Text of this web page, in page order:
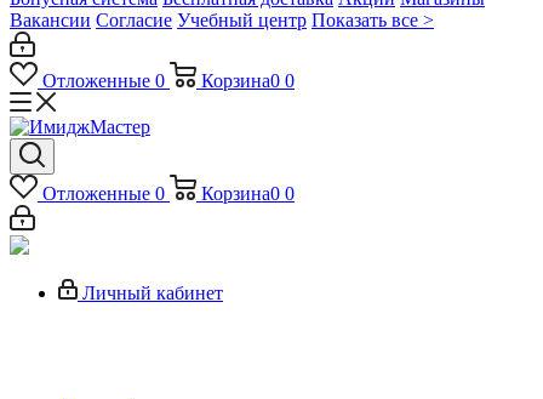
Вакансии Согласие Учебный центр Показать все >
Отложенные 0 Корзина0 0
Отложенные 0 Корзина0 0
Личный кабинет